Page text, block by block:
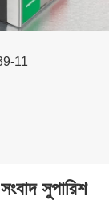
সংবাদ সুপারিশ